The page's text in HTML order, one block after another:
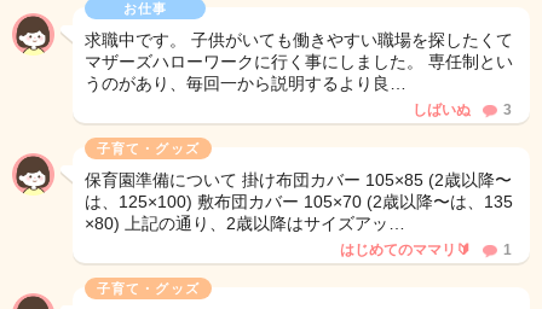
お仕事
求職中です。 子供がいても働きやすい職場を探したくて
マザーズハローワークに行く事にしました。 専任制とい
うのがあり、毎回一から説明するより良…
しばいぬ 3
子育て・グッズ
保育園準備について 掛け布団カバー 105×85 (2歳以降〜
は、125×100) 敷布団カバー 105×70 (2歳以降〜は、135
×80) 上記の通り、2歳以降はサイズアッ…
はじめてのママリ🔰 1
子育て・グッズ